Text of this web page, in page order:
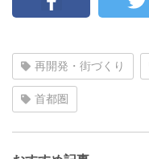
再開発・街づくり
首都圏